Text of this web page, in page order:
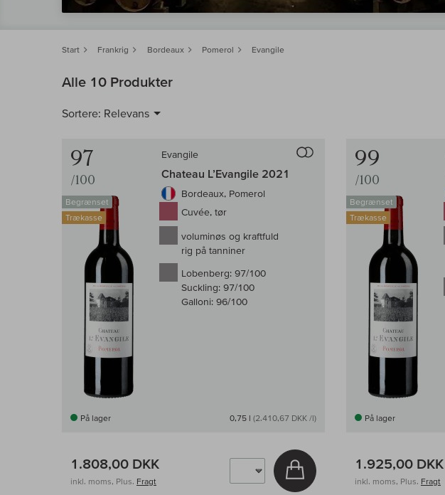
Start Frankrig Bordeaux Pomerol Evangile
Alle 10 Produkter
Sortere: Relevans
97
/100
Begrænset
Trækasse
Evangile
Chateau L’Evangile 2021
Bordeaux, Pomerol
Cuvée, tør
voluminøs og kraftfuld
rig på tanniner
Lobenberg: 97/100
Suckling: 97/100
Galloni: 96/100
På lager 0,75 l (2.410,67 DKK /l)
1.808,00 DKK
inkl. moms, Plus. Fragt
Læg i kurv
99
/100
Begrænset
Trækasse
På lager
1.925,00 DKK
inkl. moms, Plus. Fragt